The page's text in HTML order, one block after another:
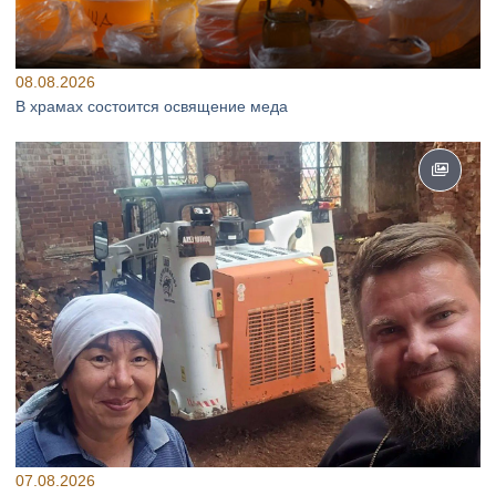
08.08.2026
В храмах состоится освящение меда
07.08.2026